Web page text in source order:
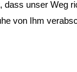
unser
von Ihm